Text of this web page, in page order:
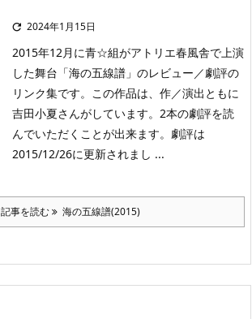
 2024年1月15日
2015年12月に青☆組がアトリエ春風舎で上演
した舞台「海の五線譜」のレビュー／劇評の
リンク集です。この作品は、作／演出ともに
吉田小夏さんがしています。2本の劇評を読
んでいただくことが出来ます。劇評は
2015/12/26に更新されまし ...
記事を読む 海の五線譜(2015)